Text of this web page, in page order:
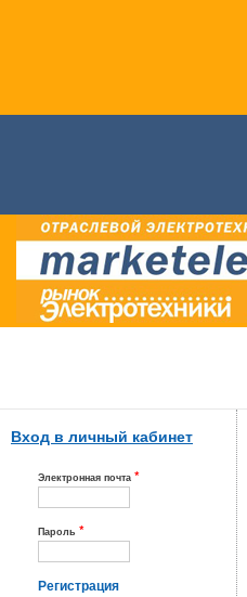
Вход в личный кабинет
Электронная почта *
Пароль *
Регистрация